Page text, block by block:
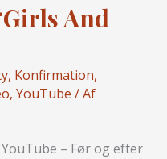
And
, Konfirmation,
, YouTube / Af
– Før og efter